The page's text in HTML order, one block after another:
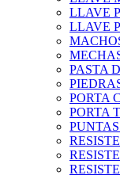
LLAVE
LLAVE
PASTA
PORTA
PORTA